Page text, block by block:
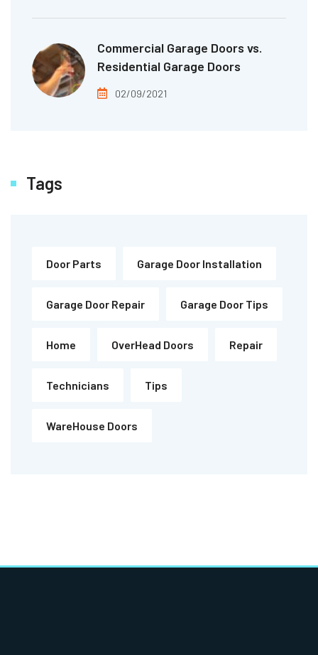
Commercial Garage Doors vs.
Residential Garage Doors
02/09/2021
Tags
Door Parts Garage Door Installation
Garage Door Repair Garage Door Tips
Home OverHead Doors Repair
Technicians Tips
WareHouse Doors